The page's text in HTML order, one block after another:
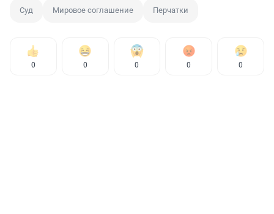
Суд Мировое соглашение Перчатки
0 0 0 0 0